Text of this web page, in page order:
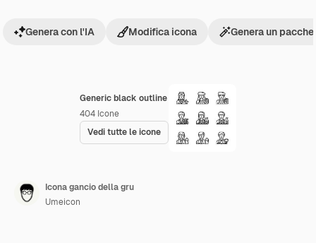
Generic black outline
404 Icone
Vedi tutte le icone
Genera con l'IA Modifica icona Genera un
Icona gancio della gru
Umeicon